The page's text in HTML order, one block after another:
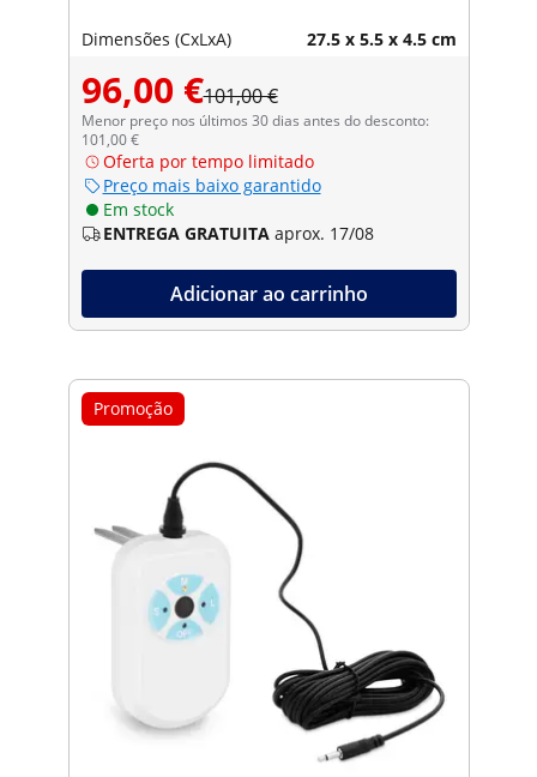
Dimensões (CxLxA) 27.5 x 5.5 x 4.5 cm
96,00 €101,00 €
Menor preço nos últimos 30 dias antes do desconto:
101,00 €
Oferta por tempo limitado
Preço mais baixo garantido
Em stock
ENTREGA GRATUITA aprox. 17/08
Adicionar ao carrinho
Promoção